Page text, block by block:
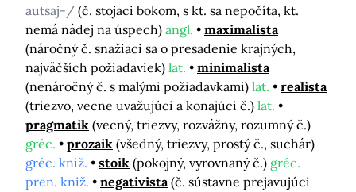
autsaj-/ (č. stojaci bokom, s kt. sa nepočíta, kt.
nemá nádej na úspech) angl.
maximalista
(náročný č. snažiaci sa o presadenie krajných,
najväčších požiadaviek) lat.
minimalista
(nenáročný č. s malými požiadavkami) lat.
realista
(triezvo, vecne uvažujúci a konajúci č.) lat.
pragmatik (vecný, triezvy, rozvážny, rozumný č.)
gréc.
prozaik (všedný, triezvy, prostý č., suchár)
gréc. kniž.
stoik (pokojný, vyrovnaný č.) gréc.
pren. kniž.
negativista (č. sústavne prejavujúci